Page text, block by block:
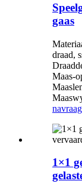
gaas
draad,
Maas-
navraag
1×1